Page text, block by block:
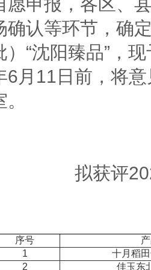
确认等环节，确
）“沈阳臻品”，
6月11日前，将意
拟获评
序号
1
十月稻
2
佳玉东